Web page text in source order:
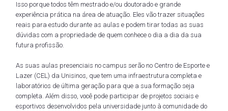
Isso porque todos têm mestrado e/ou doutorado e grande
experiência prática na área de atuação. Eles vão trazer situações
reais para estudo durante as aulas e podem tirar todas as suas
dúvidas com a propriedade de quem conhece o dia a dia da sua
futura profissão.
As suas aulas presenciais no campus serão no Centro de Esporte e
Lazer (CEL) da Unisinos, que tem uma infraestrutura completa e
laboratórios de última geração para que a sua formação seja
completa. Além disso, você pode participar de projetos sociais e
esportivos desenvolvidos pela universidade junto à comunidade do